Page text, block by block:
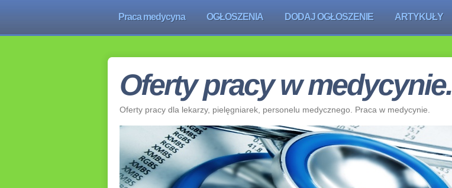
Praca medycyna OGŁOSZENIA DODAJ OGŁOSZENIE ARTYKUŁY
Oferty pracy w medycynie.
Oferty pracy dla lekarzy, pielęgniarek, personelu medycznego. Praca w medycynie.